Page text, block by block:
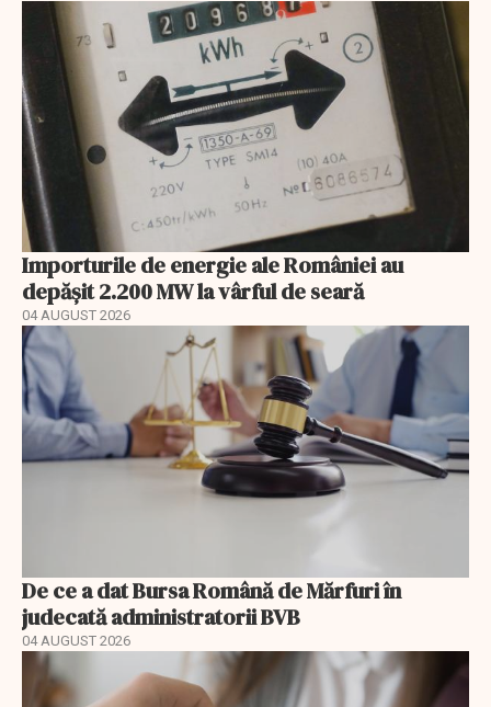
Importurile de energie ale României au
depășit 2.200 MW la vârful de seară
04 AUGUST 2026
De ce a dat Bursa Română de Mărfuri în
judecată administratorii BVB
04 AUGUST 2026